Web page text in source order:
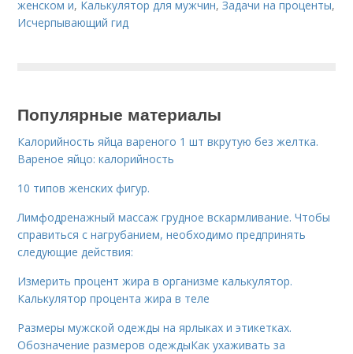
женском и, Калькулятор для мужчин,Задачи на проценты,
Исчерпывающий гид
Популярные материалы
Калорийность яйца вареного 1 шт вкрутую без желтка.
Вареное яйцо: калорийность
10 типов женских фигур.
Лимфодренажный массаж грудное вскармливание. Чтобы
справиться с нагрубанием, необходимо предпринять
следующие действия:
Измерить процент жира в организме калькулятор.
Калькулятор процента жира в теле
Размеры мужской одежды на ярлыках и этикетках.
Обозначение размеров одеждыКак ухаживать за